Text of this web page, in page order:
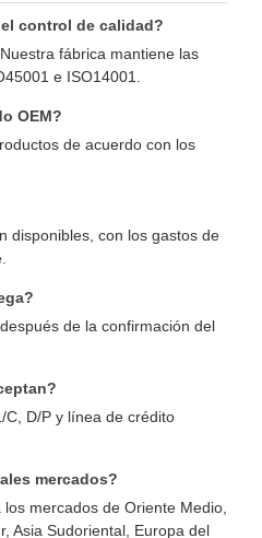
control de calidad?
fábrica mantiene las
e ISO14001.
OEM?
de acuerdo con los
disponibles, con los gastos de
de la confirmación del
C, D/P y línea de crédito
mercados?
mercados de Oriente Medio,
Asia Sudoriental, Europa del